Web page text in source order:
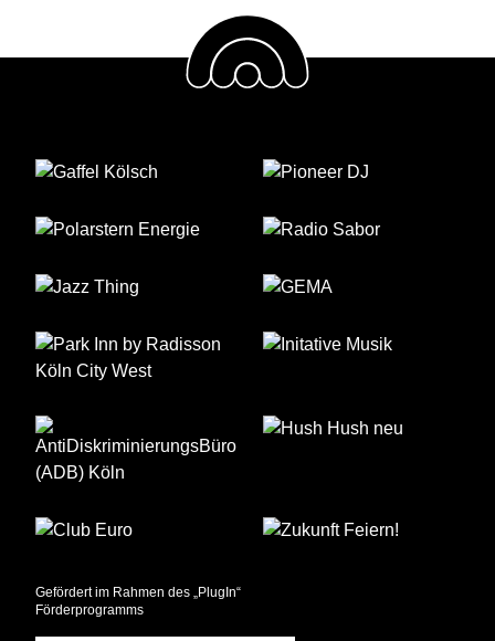
Gefördert im Rahmen des „PlugIn“
Förderprogramms